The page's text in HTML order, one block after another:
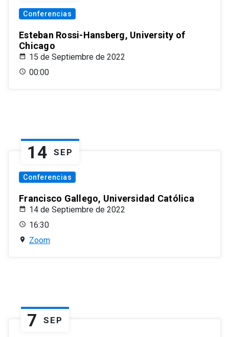
Conferencias
Esteban Rossi-Hansberg, University of
Chicago
15 de Septiembre de 2022
00:00
14 SEP
Conferencias
Francisco Gallego, Universidad Católica
14 de Septiembre de 2022
16:30
Zoom
7 SEP